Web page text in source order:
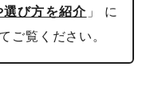
び方を紹介 」 に
ご覧ください。